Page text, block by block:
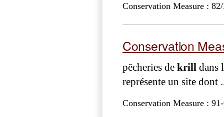
Conservation Measure :
Conservation
pêcheries de krill dans
représente un site dont
Conservation Measure :